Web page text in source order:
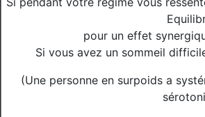
pour un effet
Si vous avez un sommeil
(Une personne en surpoids a